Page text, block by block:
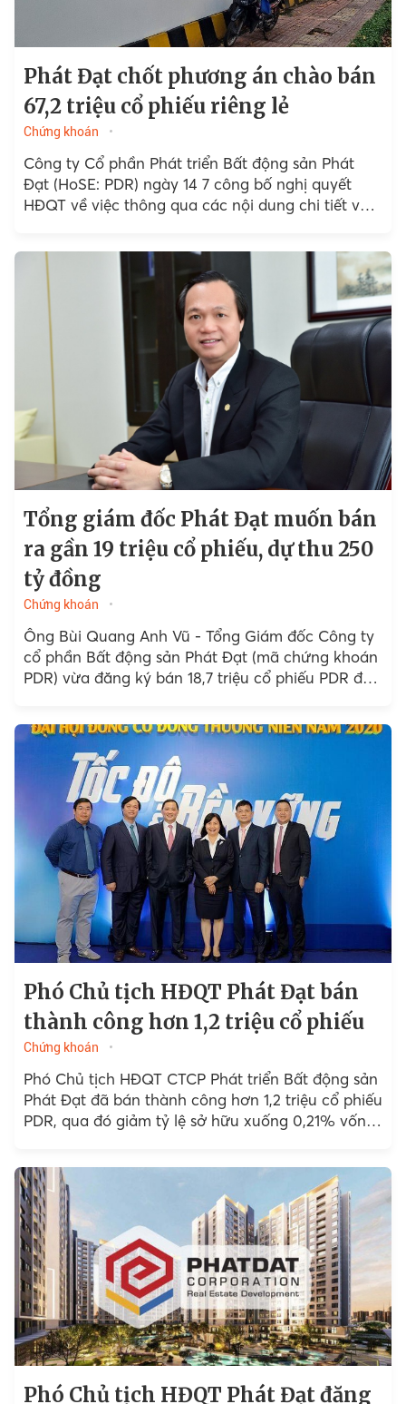
Phát Đạt chốt phương án chào bán
67,2 triệu cổ phiếu riêng lẻ
Chứng khoán
Công ty Cổ phần Phát triển Bất động sản Phát
Đạt (HoSE: PDR) ngày 14 7 công bố nghị quyết
HĐQT về việc thông qua các nội dung chi tiết về
điều lệ theo nghị quyết ĐHĐCĐ ngày 30 6 vừa
qua. Theo đó, công ty sẽ phát hành riêng lẻ 67,16
triệu cổ phiếu PDR.
Tổng giám đốc Phát Đạt muốn bán
ra gần 19 triệu cổ phiếu, dự thu 250
tỷ đồng
Chứng khoán
Ông Bùi Quang Anh Vũ - Tổng Giám đốc Công ty
cổ phần Bất động sản Phát Đạt (mã chứng khoán
PDR) vừa đăng ký bán 18,7 triệu cổ phiếu PDR để
Phó Chủ tịch HĐQT Phát Đạt bán
thành công hơn 1,2 triệu cổ phiếu
Chứng khoán
Phó Chủ tịch HĐQT CTCP Phát triển Bất động sản
Phát Đạt đã bán thành công hơn 1,2 triệu cổ phiếu
PDR, qua đó giảm tỷ lệ sở hữu xuống 0,21% vốn
Phó Chủ tịch HĐQT Phát Đạt đăng